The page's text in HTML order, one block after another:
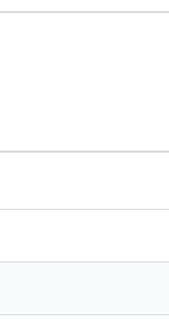
ージへのリンク
索